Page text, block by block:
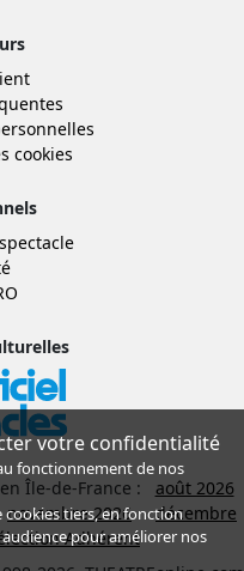
cookies
Île-de-France :
août 2026
novembre 2026
décembre
Adhérent
votre confidentialité
fonctionnement de nos
cookies tiers, en fonction
pour améliorer nos